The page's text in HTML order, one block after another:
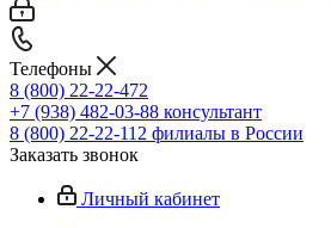
Телефоны
8 (800) 22-22-472
+7 (938) 482-03-88 консультант
8 (800) 22-22-112 филиалы в России
Заказать звонок
Личный кабинет